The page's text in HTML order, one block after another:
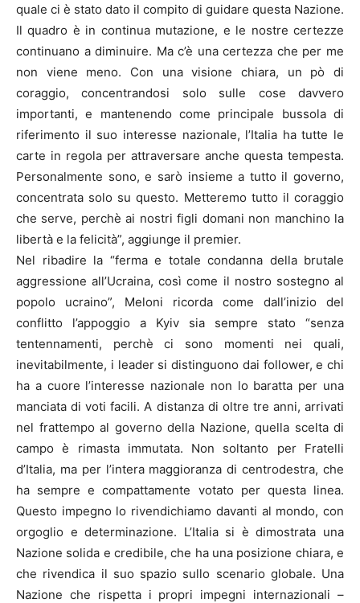
quale ci è stato dato il compito di guidare questa Nazione.
Il quadro è in continua mutazione, e le nostre certezze
continuano a diminuire. Ma c’è una certezza che per me
non viene meno. Con una visione chiara, un pò di
coraggio, concentrandosi solo sulle cose davvero
importanti, e mantenendo come principale bussola di
riferimento il suo interesse nazionale, l’Italia ha tutte le
carte in regola per attraversare anche questa tempesta.
Personalmente sono, e sarò insieme a tutto il governo,
concentrata solo su questo. Metteremo tutto il coraggio
che serve, perchè ai nostri figli domani non manchino la
libertà e la felicità”, aggiunge il premier.
Nel ribadire la “ferma e totale condanna della brutale
aggressione all’Ucraina, così come il nostro sostegno al
popolo ucraino”, Meloni ricorda come dall’inizio del
conflitto l’appoggio a Kyiv sia sempre stato “senza
tentennamenti, perchè ci sono momenti nei quali,
inevitabilmente, i leader si distinguono dai follower, e chi
ha a cuore l’interesse nazionale non lo baratta per una
manciata di voti facili. A distanza di oltre tre anni, arrivati
nel frattempo al governo della Nazione, quella scelta di
campo è rimasta immutata. Non soltanto per Fratelli
d’Italia, ma per l’intera maggioranza di centrodestra, che
ha sempre e compattamente votato per questa linea.
Questo impegno lo rivendichiamo davanti al mondo, con
orgoglio e determinazione. L’Italia si è dimostrata una
Nazione solida e credibile, che ha una posizione chiara, e
che rivendica il suo spazio sullo scenario globale. Una
Nazione che rispetta i propri impegni internazionali –